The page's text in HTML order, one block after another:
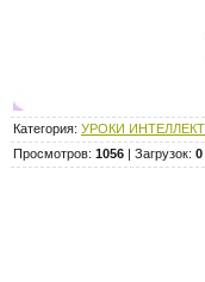
Категория: УРОКИ
Просмотров: 1056 | Загрузок: 0